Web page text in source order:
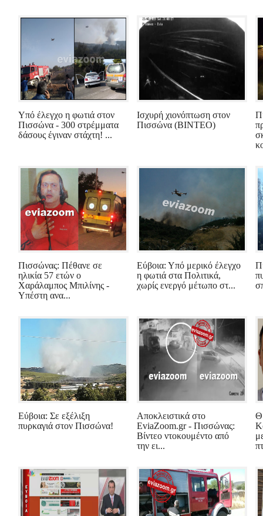
Υπό έλεγχο η φωτιά στον
Πισσώνα - 300 στρέμματα
δάσους έγιναν στάχτη! ...
Ισχυρή χιονόπτωση στον
Πισσώνα (ΒΙΝΤΕΟ)
Πισσώνας: Πέθανε σε
ηλικία 57 ετών ο
Χαράλαμπος Μπιλίνης -
Υπέστη ανα...
Εύβοια: Υπό μερικό έλεγχο
η φωτιά στα Πολιτικά,
χωρίς ενεργό μέτωπο στ...
Εύβοια: Σε εξέλιξη
πυρκαγιά στον Πισσώνα!
Αποκλειστικά στο
EviaZoom.gr - Πισσώνας:
Βίντεο ντοκουμέντο από
την ει...